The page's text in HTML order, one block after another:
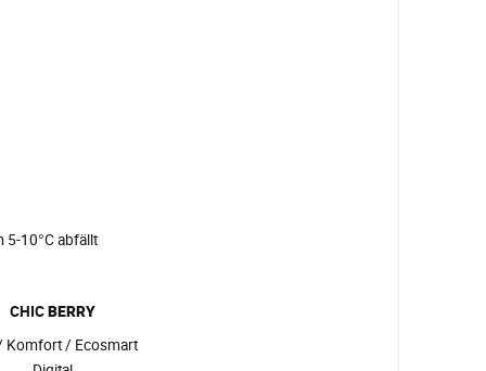
5-10°C abfällt
CHICBERRY
Komfort / Ecosmart